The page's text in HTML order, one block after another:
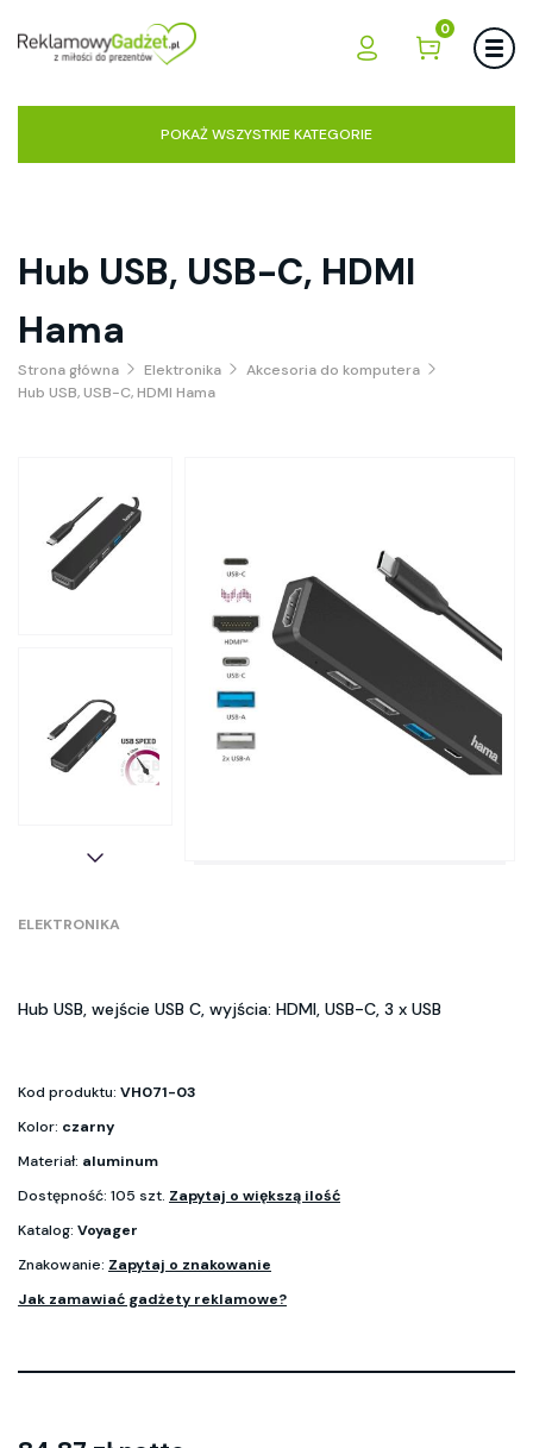
0
POKAŻ WSZYSTKIE KATEGORIE
Hub USB, USB-C, HDMI
Hama
Strona główna Elektronika
Akcesoria do komputera
Hub USB, USB-C, HDMI Hama
ELEKTRONIKA
Hub USB, wejście USB C, wyjścia: HDMI, USB-C, 3 x USB
Kod produktu: VH071-03
Kolor: czarny
Materiał: aluminum
Dostępność: 105 szt. Zapytaj o większą ilość
Katalog: Voyager
Znakowanie: Zapytaj o znakowanie
Jak zamawiać gadżety reklamowe?